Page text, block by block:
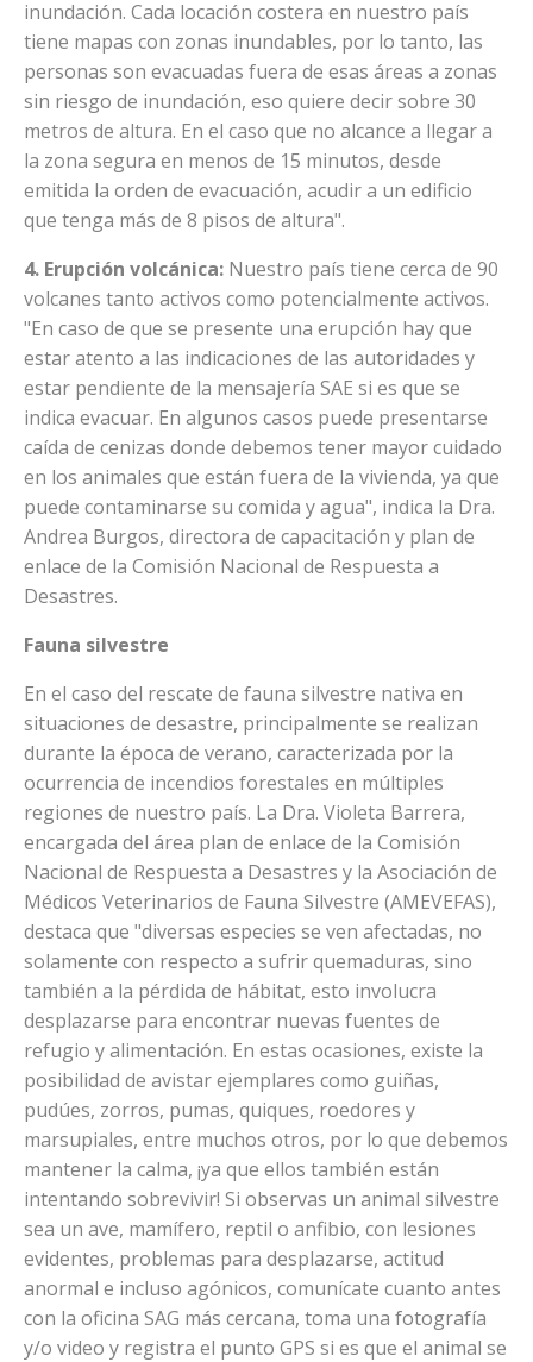
inundación. Cada locación costera en nuestro país
tiene mapas con zonas inundables, por lo tanto, las
personas son evacuadas fuera de esas áreas a zonas
sin riesgo de inundación, eso quiere decir sobre 30
metros de altura. En el caso que no alcance a llegar a
la zona segura en menos de 15 minutos, desde
emitida la orden de evacuación, acudir a un edificio
que tenga más de 8 pisos de altura".
4. Erupción volcánica: Nuestro país tiene cerca de 90
volcanes tanto activos como potencialmente activos.
"En caso de que se presente una erupción hay que
estar atento a las indicaciones de las autoridades y
estar pendiente de la mensajería SAE si es que se
indica evacuar. En algunos casos puede presentarse
caída de cenizas donde debemos tener mayor cuidado
en los animales que están fuera de la vivienda, ya que
puede contaminarse su comida y agua", indica la Dra.
Andrea Burgos, directora de capacitación y plan de
enlace de la Comisión Nacional de Respuesta a
Desastres.
Fauna silvestre
En el caso del rescate de fauna silvestre nativa en
situaciones de desastre, principalmente se realizan
durante la época de verano, caracterizada por la
ocurrencia de incendios forestales en múltiples
regiones de nuestro país. La Dra. Violeta Barrera,
encargada del área plan de enlace de la Comisión
Nacional de Respuesta a Desastres y la Asociación de
Médicos Veterinarios de Fauna Silvestre (AMEVEFAS),
destaca que "diversas especies se ven afectadas, no
solamente con respecto a sufrir quemaduras, sino
también a la pérdida de hábitat, esto involucra
desplazarse para encontrar nuevas fuentes de
refugio y alimentación. En estas ocasiones, existe la
posibilidad de avistar ejemplares como guiñas,
pudúes, zorros, pumas, quiques, roedores y
marsupiales, entre muchos otros, por lo que debemos
mantener la calma, ¡ya que ellos también están
intentando sobrevivir! Si observas un animal silvestre
sea un ave, mamífero, reptil o anfibio, con lesiones
evidentes, problemas para desplazarse, actitud
anormal e incluso agónicos, comunícate cuanto antes
con la oficina SAG más cercana, toma una fotografía
y/o video y registra el punto GPS si es que el animal se